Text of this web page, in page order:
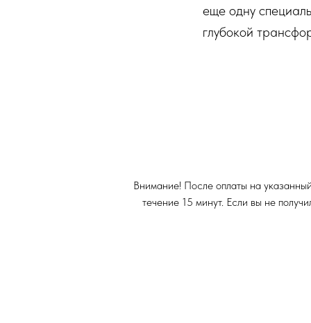
еще одну
глубокой
Внимание! После оплаты на
течение 15 минут. Если вы не